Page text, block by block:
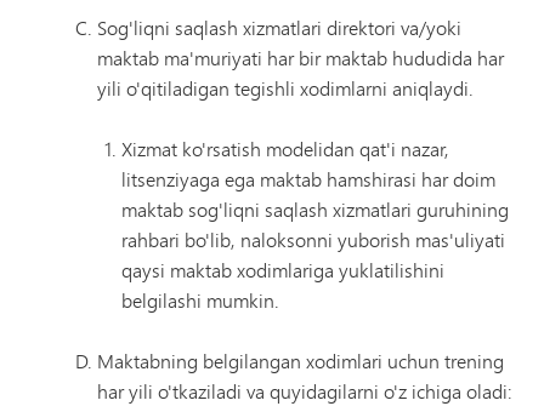
Sog'liqni saqlash xizmatlari direktori va/yoki
maktab ma'muriyati har bir maktab hududida har
yili o'qitiladigan tegishli xodimlarni aniqlaydi.
Xizmat ko'rsatish modelidan qat'i nazar,
litsenziyaga ega maktab hamshirasi har doim
maktab sog'liqni saqlash xizmatlari guruhining
rahbari bo'lib, naloksonni yuborish mas'uliyati
qaysi maktab xodimlariga yuklatilishini
belgilashi mumkin.
Maktabning belgilangan xodimlari uchun trening
har yili o'tkaziladi va quyidagilarni o'z ichiga oladi: